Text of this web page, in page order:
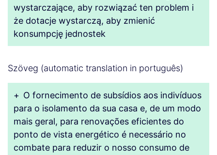
wystarczające, aby rozwiązać ten problem i
że dotacje wystarczą, aby zmienić
konsumpcję jednostek
Szöveg (automatic translation in português)
+ O fornecimento de subsídios aos indivíduos
para o isolamento da sua casa e, de um modo
mais geral, para renovações eficientes do
ponto de vista energético é necessário no
combate para reduzir o nosso consumo de